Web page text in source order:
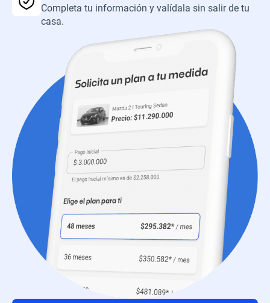
Completa tu información y valídala sin salir de tu
casa.